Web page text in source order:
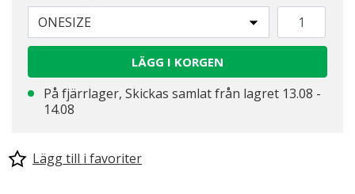
ONESIZE
LÄGG I KORGEN
På fjärrlager, Skickas samlat från lagret 13.08 -
14.08
Lägg till i favoriter